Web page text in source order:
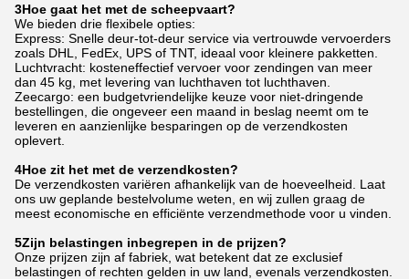
3Hoe gaat het met de scheepvaart?
We bieden drie flexibele opties:
Express: Snelle deur-tot-deur service via vertrouwde vervoerders
zoals DHL, FedEx, UPS of TNT, ideaal voor kleinere pakketten.
Luchtvracht: kosteneffectief vervoer voor zendingen van meer
dan 45 kg, met levering van luchthaven tot luchthaven.
Zeecargo: een budgetvriendelijke keuze voor niet-dringende
bestellingen, die ongeveer een maand in beslag neemt om te
leveren en aanzienlijke besparingen op de verzendkosten
oplevert.
4Hoe zit het met de verzendkosten?
De verzendkosten variëren afhankelijk van de hoeveelheid. Laat
ons uw geplande bestelvolume weten, en wij zullen graag de
meest economische en efficiënte verzendmethode voor u vinden.
5Zijn belastingen inbegrepen in de prijzen?
Onze prijzen zijn af fabriek, wat betekent dat ze exclusief
belastingen of rechten gelden in uw land, evenals verzendkosten.